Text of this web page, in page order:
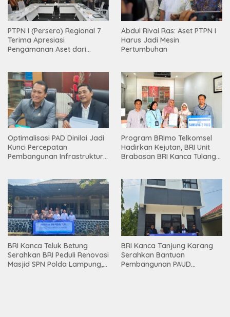
PTPN I (Persero) Regional 7
Terima Apresiasi
Pengamanan Aset dari
Abdul Rivai Ras: Aset PTPN I
Harus Jadi Mesin
Pertumbuhan
Optimalisasi PAD Dinilai Jadi
Kunci Percepatan
Pembangunan Infrastruktur
Program BRImo Telkomsel
Hadirkan Kejutan, BRI Unit
Brabasan BRI Kanca Tulang
Mesuji
BRI Kanca Teluk Betung
Serahkan BRI Peduli Renovasi
Masjid SPN Polda Lampung,
BRI Kanca Tanjung Karang
Serahkan Bantuan
Pembangunan PAUD